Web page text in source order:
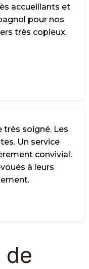
accueillants et
pour nos
très copieux.
très soigné. Les
Un service
convivial.
à leurs
de